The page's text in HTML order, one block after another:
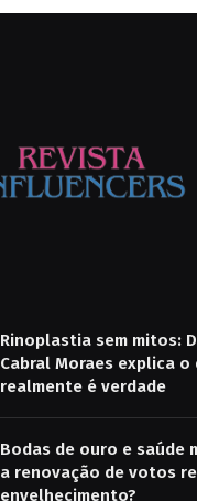
Rinoplastia sem mitos:
Cabral Moraes explica o
realmente é verdade
Bodas de ouro e saúde
a renovação de votos
envelhecimento?